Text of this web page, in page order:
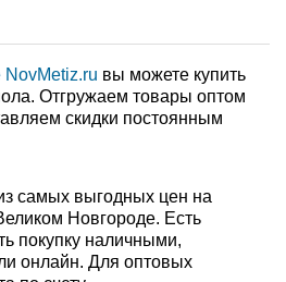
NovMetiz.ru вы можете купить
Отгружаем товары оптом
скидки постоянным
самых выгодных цен на
Новгороде. Есть
покупку наличными,
онлайн. Для оптовых